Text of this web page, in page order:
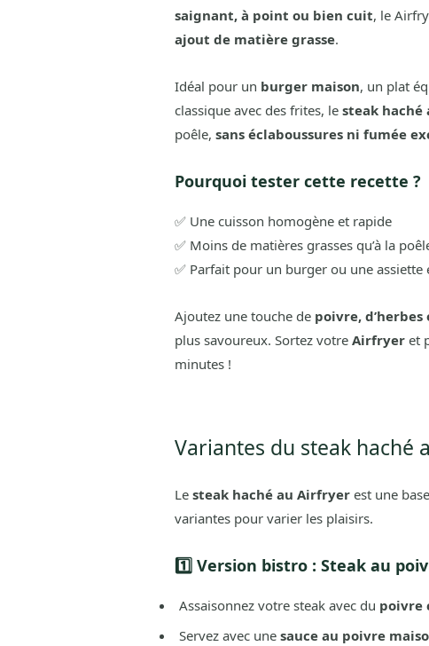
saignant, à point ou bien cuit, le
ajout de matière grasse.
Idéal pour un burger maison, un plat
classique avec des frites, le steak
poêle, sans éclaboussures ni fumée
Pourquoi tester cette recette ?
✅ Une cuisson homogène et rapide
✅ Moins de matières grasses qu’à la
✅ Parfait pour un burger ou une assiette
Ajoutez une touche de poivre,
plus savoureux. Sortez votre Airfryeret
minutes !
Variantes du steak haché
Le steak haché au Airfryerest une
variantes pour varier les plaisirs.
1️⃣ Version bistro : Steak au
Assaisonnez votre steak avec du poivre
Servez avec une sauce au poivre